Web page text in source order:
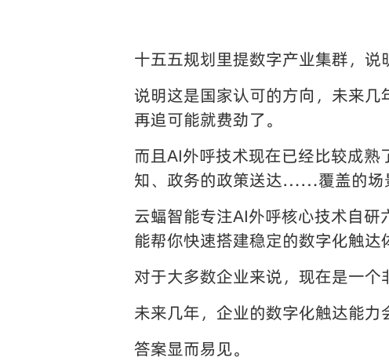
十五五规划里提数字产业集群，说
说明这是国家认可的方向，未来几
再追可能就费劲了。
而且AI外呼技术现在已经比较成
知、政务的政策送达……覆盖的场
云蝠智能专注AI外呼核心技术自
能帮你快速搭建稳定的数字化触达
对于大多数企业来说，现在是一个
未来几年，企业的数字化触达能力
答案显而易见。